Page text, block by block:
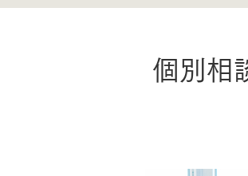
注文住宅｜三
建売/戸建分譲
既存住宅（
モデルハウス
木造賃貸住宅
実例紹介
ドクターズ宝箱
ドクターズヴォ
カタログ請求
実例紹介
選ばれる理由
事業内容
建築実例
個別相